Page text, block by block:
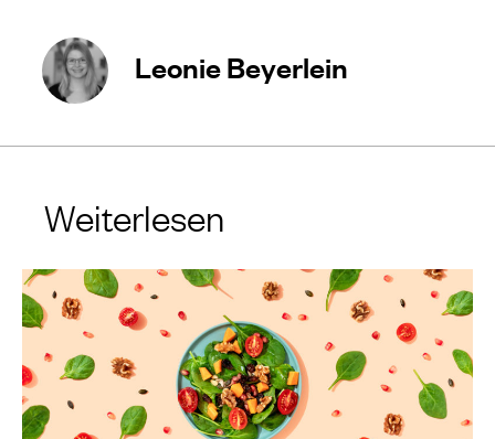
Leonie Beyerlein
Weiterlesen